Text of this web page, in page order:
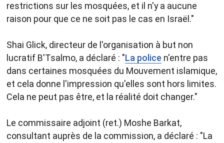
restrictions sur les mosquées, et il n'y a aucune
raison pour que ce ne soit pas le cas en Israël."
Shai Glick, directeur de l'organisation à but non
lucratif B'Tsalmo, a déclaré : "La police n'entre pas
dans certaines mosquées du Mouvement islamique,
et cela donne l'impression qu'elles sont hors limites.
Cela ne peut pas être, et la réalité doit changer."
Le commissaire adjoint (ret.) Moshe Barkat,
consultant auprès de la commission, a déclaré : "La